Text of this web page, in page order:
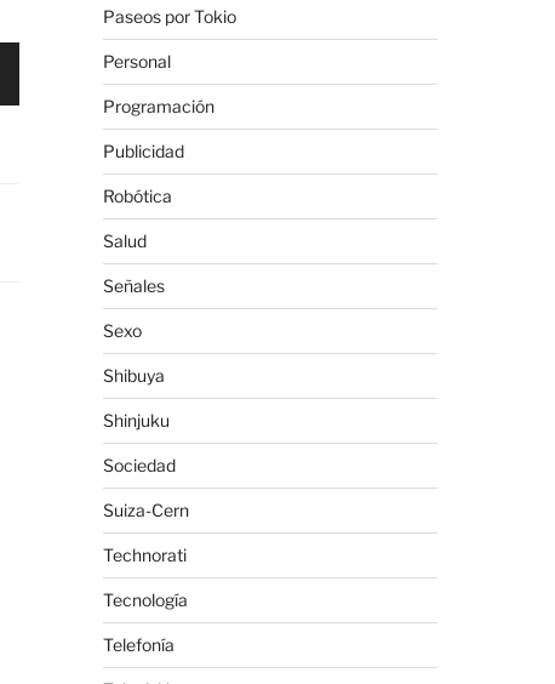
Paseos por Tokio
Personal
Programación
Publicidad
Robótica
Salud
Señales
Sexo
Shibuya
Shinjuku
Sociedad
Suiza-Cern
Technorati
Tecnología
Telefonía